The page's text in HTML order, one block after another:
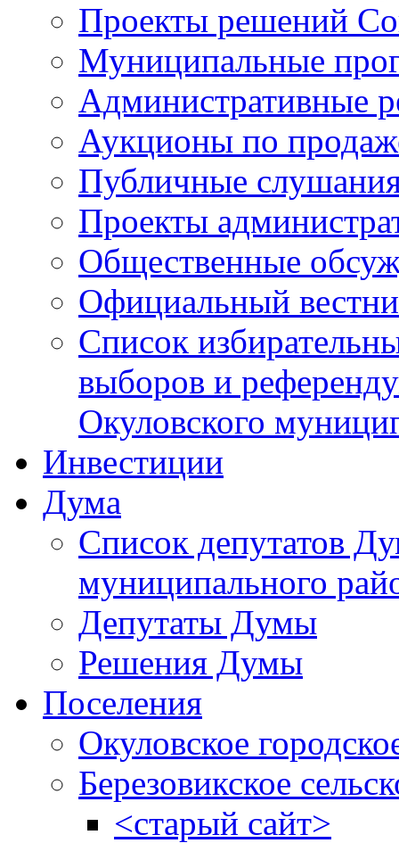
Проекты решений
Муниципальные
Административные
Аукционы по
Публичные
Проекты
Общественные
Официальный
Список
выборов и
Окуловского
Инвестиции
Дума
Список депутатов
муниципального
Депутаты Думы
Решения Думы
Поселения
Окуловское
Березовикское
<старый сайт>